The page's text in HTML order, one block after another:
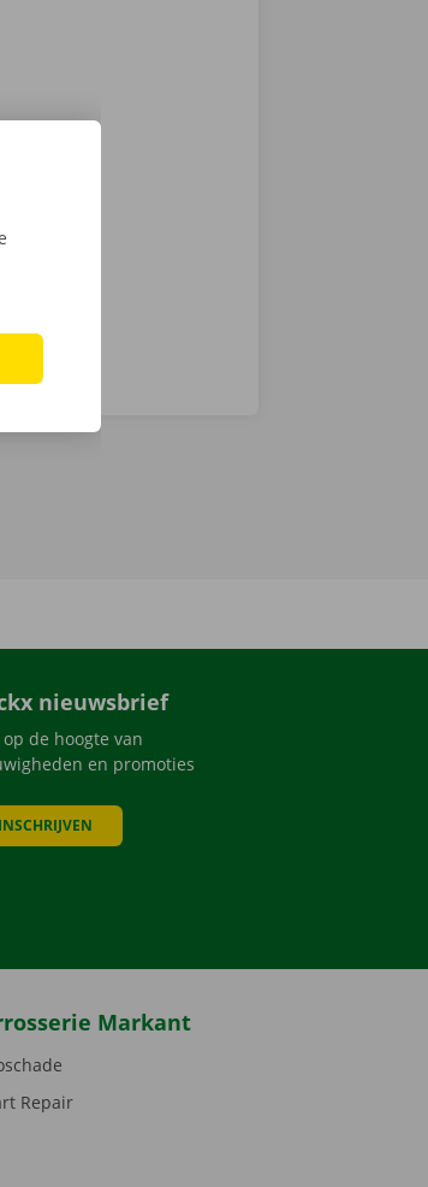
nieuwsbrief
de hoogte van
en promoties
INSCHRIJVEN
Markant
Repair